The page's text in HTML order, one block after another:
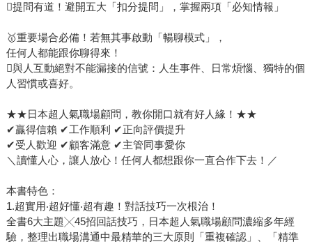
提問有道！避開五大「扣分提問」，掌握兩項「必知情報」
🥇重要場合必備！若無其事啟動「暢聊模式」，
任何人都能跟你聊得來！
與人互動絕對不能漏接的信號：人生事件、日常煩惱、獨特的個
人習慣或喜好。
★★日本超人氣職場顧問，教你開口就有好人緣！★★
✔贏得信賴 ✔工作順利 ✔正向評價提升
✔受人歡迎 ✔顧客滿意 ✔主管同事愛你
＼讀懂人心，讓人放心！任何人都想跟你一直合作下去！／
本書特色：
1.超實用‧超好懂‧超有趣！對話技巧一次根治！
全書6大主題╳45招回話技巧，日本超人氣職場顧問濃縮多年經
驗，整理出職場溝通中最精華的三大原則「重複確認」、「精準